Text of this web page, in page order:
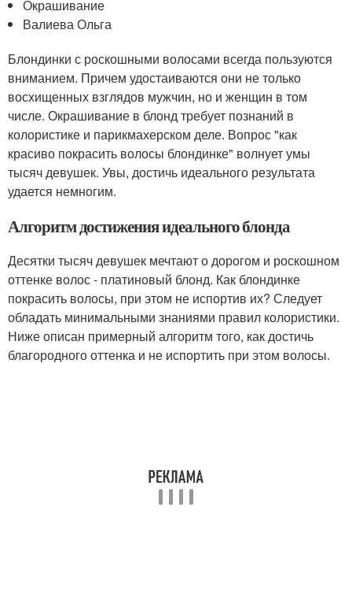
Окрашивание
Валиева Ольга
Блондинки с роскошными волосами всегда пользуются
вниманием. Причем удостаиваются они не только
восхищенных взглядов мужчин, но и женщин в том
числе. Окрашивание в блонд требует познаний в
колористике и парикмахерском деле. Вопрос "как
красиво покрасить волосы блондинке" волнует умы
тысяч девушек. Увы, достичь идеального результата
удается немногим.
Алгоритм достижения идеального блонда
Десятки тысяч девушек мечтают о дорогом и роскошном
оттенке волос - платиновый блонд. Как блондинке
покрасить волосы, при этом не испортив их? Следует
обладать минимальными знаниями правил колористики.
Ниже описан примерный алгоритм того, как достичь
благородного оттенка и не испортить при этом волосы.